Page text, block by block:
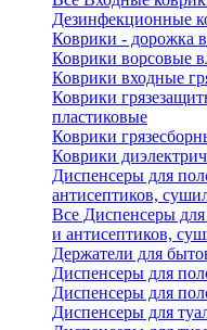
Дезинфекционные
Коврики - дорожка
Коврики ворсовые
Коврики входные
Коврики
пластиковые
Коврики
Коврики
Диспенсеры для
антисептиков,
Все Диспенсеры
и антисептиков,
Держатели для
Диспенсеры для
Диспенсеры для
Диспенсеры для